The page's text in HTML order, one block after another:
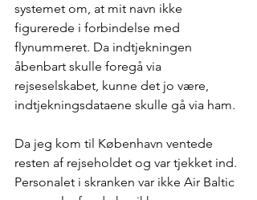
systemet om, at mit navn ikke
figurerede i forbindelse med
flynummeret. Da indtjekningen
åbenbart skulle foregå via
rejseselskabet, kunne det jo være,
indtjekningsdataene skulle gå via ham.
Da jeg kom til København ventede
resten af rejseholdet og var tjekket ind.
Personalet i skranken var ikke Air Baltic